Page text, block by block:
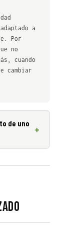
a
Por
no
cuando
cambiar
de uno